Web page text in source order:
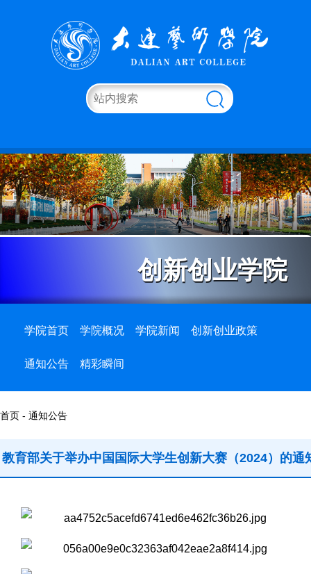
创新创业学院
学院首页 学院概况 学院新闻 创新创业政策
通知公告 精彩瞬间
首页 - 通知公告
教育部关于举办中国国际大学生创新大赛（2024）的通